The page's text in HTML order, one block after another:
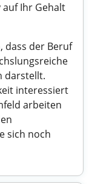
Ihr Gehalt
dass der Beruf
darstellt.
interessiert
arbeiten
sich noch